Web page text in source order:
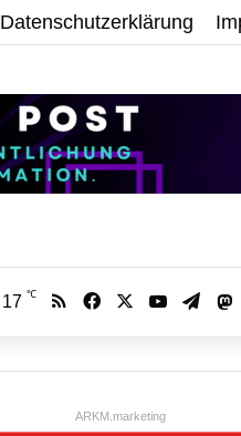
Datenschutzerklärung
17 ℃ RSS Facebook YouTube
ARKM.marketing